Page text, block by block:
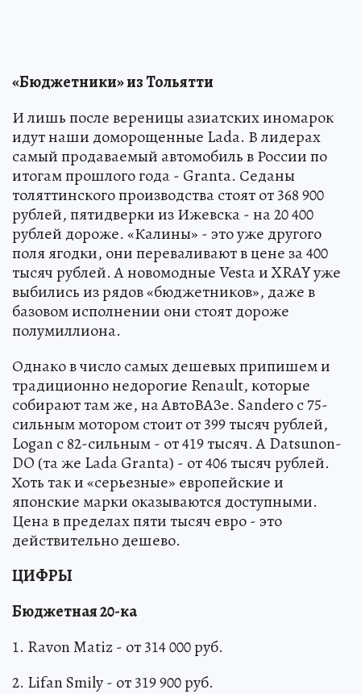
«Бюджетники» из Тольятти
И лишь после вереницы азиатских иномарок
идут наши доморощенные Lada. В лидерах
самый продаваемый автомобиль в России по
итогам прошлого года - Granta. Седаны
толяттинского производства стоят от 368 900
рублей, пятидверки из Ижевска - на 20 400
рублей дороже. «Калины» - это уже другого
поля ягодки, они переваливают в цене за 400
тысяч рублей. А новомодные Vesta и XRAY уже
выбились из рядов «бюджетников», даже в
базовом исполнении они стоят дороже
полумиллиона.
Однако в число самых дешевых припишем и
традиционно недорогие Renault, которые
собирают там же, на АвтоВАЗе. Sandero c 75-
сильным мотором стоит от 399 тысяч рублей,
Logan c 82-сильным - от 419 тысяч. А Datsunon-
DO (та же Lada Granta) - от 406 тысяч рублей.
Хоть так и «серьезные» европейские и
японские марки оказываются доступными.
Цена в пределах пяти тысяч евро - это
действительно дешево.
ЦИФРЫ
Бюджетная 20-ка
1. Ravon Matiz - от 314 000 руб.
2. Lifan Smily - от 319 900 руб.